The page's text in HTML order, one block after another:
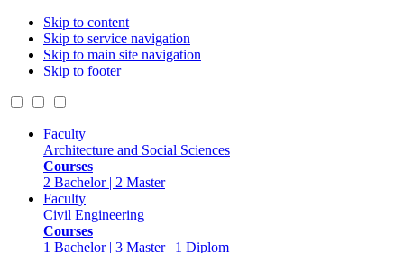
Skip to content
Skip to service navigation
Skip to main site navigation
Skip to footer
Faculty
Architecture and Social Sciences
Courses
2 Bachelor | 2 Master
Faculty
Civil Engineering
Courses
1 Bachelor | 3 Master | 1 Diplom